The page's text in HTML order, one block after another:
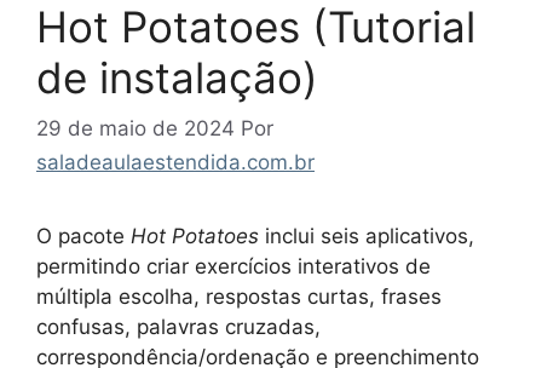
Hot Potatoes (Tutorial
de instalação)
29 de maio de 2024 Por
saladeaulaestendida.com.br
O pacote Hot Potatoes inclui seis aplicativos,
permitindo criar exercícios interativos de
múltipla escolha, respostas curtas, frases
confusas, palavras cruzadas,
correspondência/ordenação e preenchimento